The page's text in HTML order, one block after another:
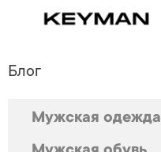
Блог
Мужская одежда